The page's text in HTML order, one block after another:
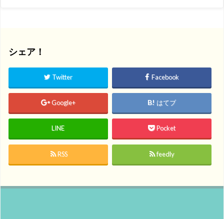
シェア！
Twitter Facebook
Google+ はてブ
LINE Pocket
RSS feedly